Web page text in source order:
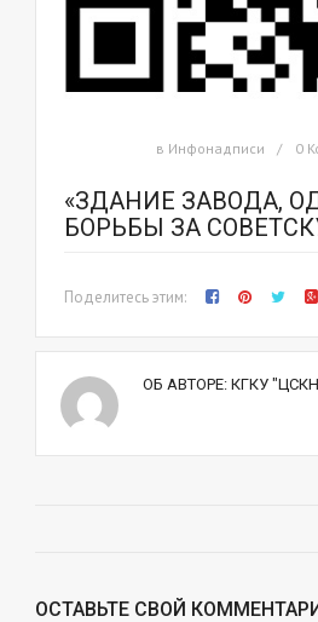
в Инфонадписи 0
«ЗДАНИЕ ЗАВОДА,
БОРЬБЫ ЗА
Поделитесь этим:
ОБ АВТОРЕ: КГКУ
ОСТАВЬТЕ СВОЙ